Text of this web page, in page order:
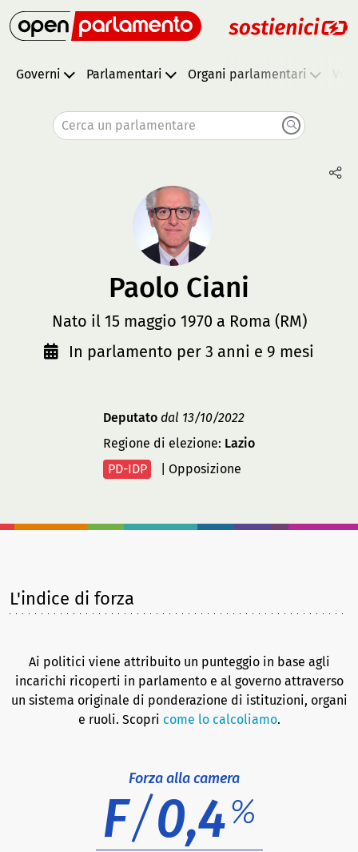
Governi Parlamentari Organi parlamentari
Cerca un parlamentare
Paolo Ciani
Nato il 15 maggio 1970 a Roma (RM)
In parlamento per 3 anni e 9 mesi
Deputato dal 13/10/2022
Regione di elezione: Lazio
PD-IDP
|Opposizione
L'indice di forza
Ai politici viene attribuito un punteggio in base agli
incarichi ricoperti in parlamento e al governo attraverso
un sistema originale di ponderazione di istituzioni, organi
e ruoli. Scopri come lo calcoliamo.
Forza alla camera
F/0,4%